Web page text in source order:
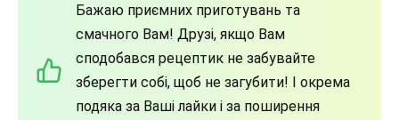
Бажаю приємних приготувань та
смачного Вам! Друзі, якщо Вам
сподобався рецептик не забувайте
зберегти собі, щоб не загубити! І окрема
подяка за Ваші лайки і за поширення